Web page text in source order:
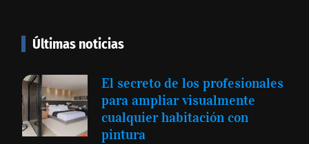
Últimas noticias
El secreto de los profesionales
para ampliar visualmente
cualquier habitación con
pintura